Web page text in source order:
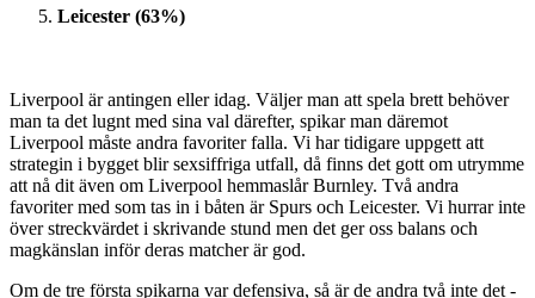
Leicester (63%)
Liverpool är antingen eller idag. Väljer man att spela brett behöver
man ta det lugnt med sina val därefter, spikar man däremot
Liverpool måste andra favoriter falla. Vi har tidigare uppgett att
strategin i bygget blir sexsiffriga utfall, då finns det gott om utrymme
att nå dit även om Liverpool hemmaslår Burnley. Två andra
favoriter med som tas in i båten är Spurs och Leicester. Vi hurrar inte
över streckvärdet i skrivande stund men det ger oss balans och
magkänslan inför deras matcher är god.
Om de tre första spikarna var defensiva, så är de andra två inte det -